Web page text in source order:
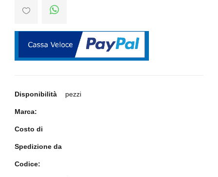
Disponibilità pezzi
Marca:
Costo di
Spedizione da
Codice: